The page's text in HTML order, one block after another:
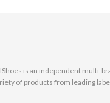
is an independent
of products from leading